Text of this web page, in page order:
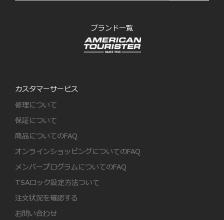
ブランド一覧
カスタマーサービス
修理について
保証について
商品についてのFAQ
オンラインショッピングについてのFAQ
メンバープログラムについてのFAQ
TSAロック設定方法ついて
注文状況を確認する
お問い合わせ